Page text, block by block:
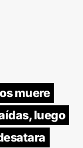
muere
luego